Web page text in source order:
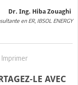
Dr. Ing. Hiba Zouaghi
en ER, IBSOL ENERGY
Imprimer
LE AVEC